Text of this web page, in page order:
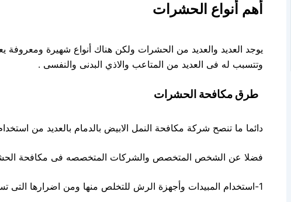
أهم أنواع الحشرات
يوجد العديد والعديد من الحشرات ولكن هناك أنواع شهيرة ومعروفة
وتتسبب له فى العديد من المتاعب والاذي البدنى والنفسى .
طرق مكافحة الحشرات
دائما ما تنصح شركة مكافحة النمل الابيض بالدمام بالعديد من
فضلا عن الشخص المتخصص والشركات المتخصصه فى مكافحة الحشرات
1-استخدام المبيدات وأجهزة الرش للتخلص منها ومن اضرارها التى تسبب متاعب للكثيرين